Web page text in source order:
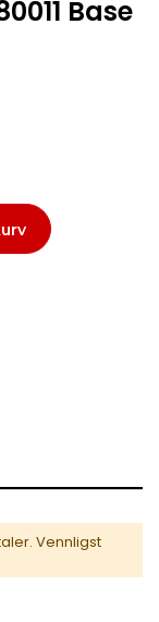
Base
Vennligst